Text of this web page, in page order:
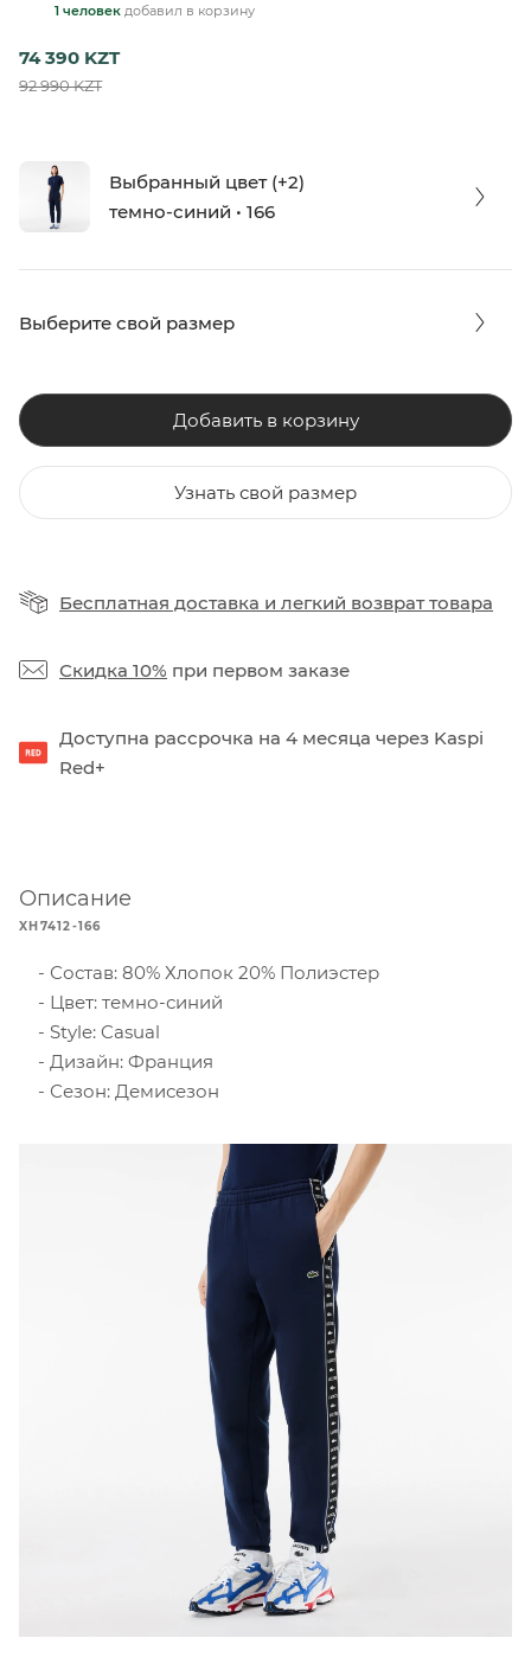
1 человек добавил в корзину
74 390 KZT
92 990 KZT
Выбранный цвет (+2)
темно-синий • 166
Выберите свой размер
Добавить в корзину
Узнать свой размер
Бесплатная доставка и легкий возврат товара
Скидка 10% при первом заказе
Доступна рассрочка на 4 месяца через Kaspi
Red+
Описание
XH7412-166
Состав: 80% Хлопок 20% Полиэстер
Цвет: темно-синий
Style: Casual
Дизайн: Франция
Сезон: Демисезон